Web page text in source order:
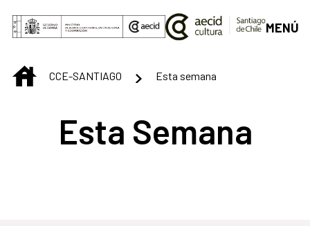
Saltar al contenido principal
MENÚ
INICIOCCE-SANTIAGO Esta semana
Esta Semana